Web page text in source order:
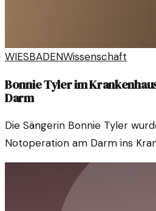
WIESBADENWissenschaft
Bonnie Tyler im
Darm
Die Sängerin Bonnie Tyler
Notoperation am Darm ins
Ihre Fans sind in Sorge,
schnelle Genesung hofft.